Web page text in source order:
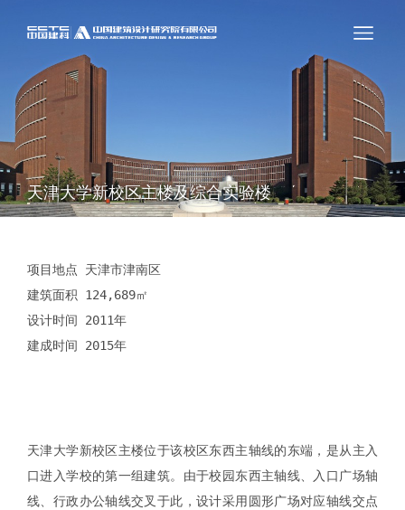
天津大学新校区主楼及综合实验楼
项目地点 天津市津南区
建筑面积 124,689㎡
设计时间 2011年
建成时间 2015年
天津大学新校区主楼位于该校区东西主轴线的东端，是从主入
口进入学校的第一组建筑。由于校园东西主轴线、入口广场轴
线、行政办公轴线交叉于此，设计采用圆形广场对应轴线交点